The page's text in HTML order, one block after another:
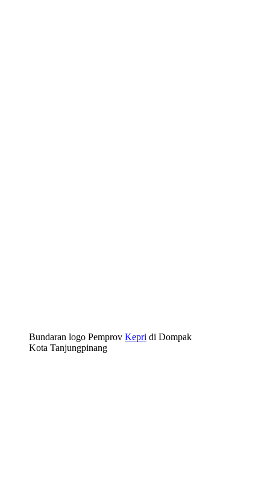
Bundaran logo Pemprov Kepri di Dompak
Kota Tanjungpinang